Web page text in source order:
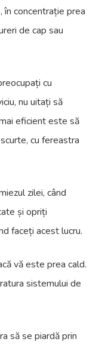
în concentrație prea
de cap sau
cu
nu uitați să
eficient este să
cu fereastra
zilei, când
și opriți
faceți acest lucru.
vă este prea cald.
sistemului de
să se piardă prin